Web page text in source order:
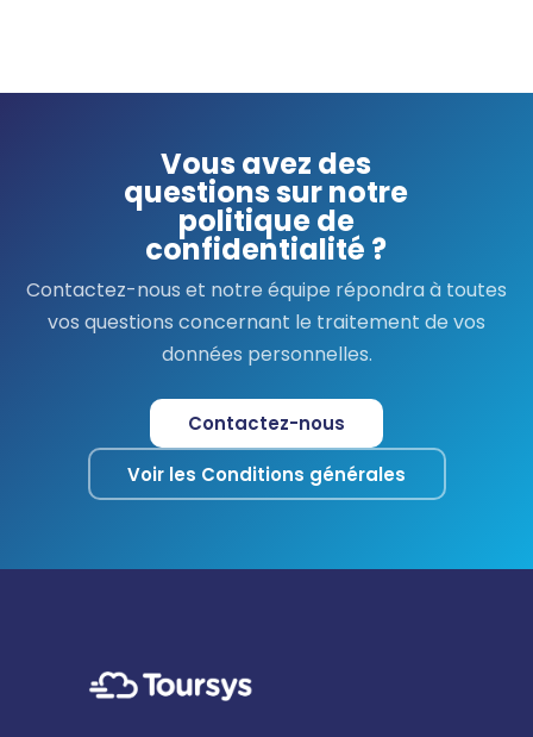
Vous avez des
questions sur notre
politique de
confidentialité ?
Contactez-nous et notre équipe répondra à toutes
vos questions concernant le traitement de vos
données personnelles.
Contactez-nous
Voir les Conditions générales